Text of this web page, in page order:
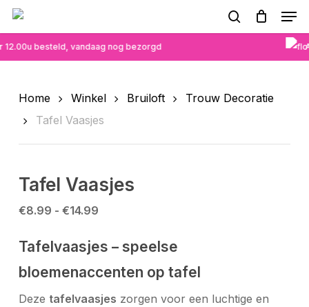
Skip
main
content
search
12.00u besteld, vandaag nog bezorgd
Home Winkel Bruiloft
Trouw Decoratie
Tafel Vaasjes
Tafel Vaasjes
€8.99 - €14.99Prijsklasse:
tot
Tafelvaasjes – speelse
bloemenaccenten op tafel
Deze tafelvaasjes zorgen voor een luchtige en